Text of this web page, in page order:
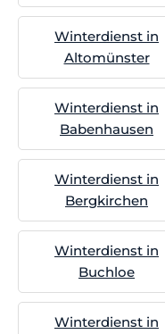
Winterdienst in
Altomünster
Winterdienst in
Babenhausen
Winterdienst in
Bergkirchen
Winterdienst in
Buchloe
Winterdienst in